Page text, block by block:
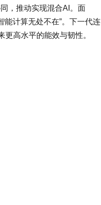
，推动实现混合AI。面
能计算无处不在”。下一代连
高水平的能效与韧性。